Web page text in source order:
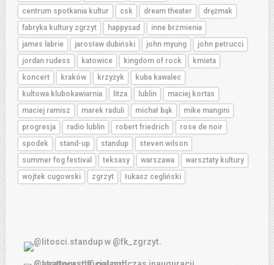
centrum spotkania kultur
csk dream theater
drężmak
fabryka kultury zgrzyt
happysad
inne brzmienia
james labrie
jarosław dubiński john myung
john petrucci
jordan rudess
katowice kingdom of rock
kmieta
koncert
kraków krzyżyk
kuba kawalec
kultowa klubokawiarnia
litza lublin
maciej kortas
maciej ramisz
marek raduli michał bąk
mike mangini
progresja
radio lublin robert friedrich
rose de noir
spodek
stand-up standup
steven wilson
summer fog festival
teksasy warszawa
warsztaty kultury
wojtek cugowski
zgrzyt łukasz cegliński